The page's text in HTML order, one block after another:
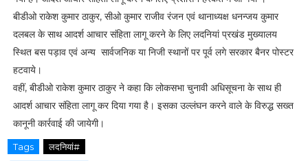
बीडीओ राकेश कुमार ठाकुर, सीओ कुमार राजीव रंजन एवं थानाध्यक्ष धनन्जय कुमार
दलबल के साथ आदर्श आचार संहिता लागू करने के लिए लदनियां प्रखंड मुख्यालय
स्थित बस पड़ाव एवं अन्य सार्वजनिक या निजी स्थानों पर पूर्व लगे सरकार बैनर पोस्टर
हटवाये।
वहीं, बीडीओ राकेश कुमार ठाकुर ने कहा कि लोकसभा चुनावी अधिसूचना के साथ ही
आदर्श आचार संहिता लागू कर दिया गया है। इसका उल्लंघन करने वाले के विरुद्ध सख्त
कानूनी कार्रवाई की जायेगी।
Tags लदनियां#